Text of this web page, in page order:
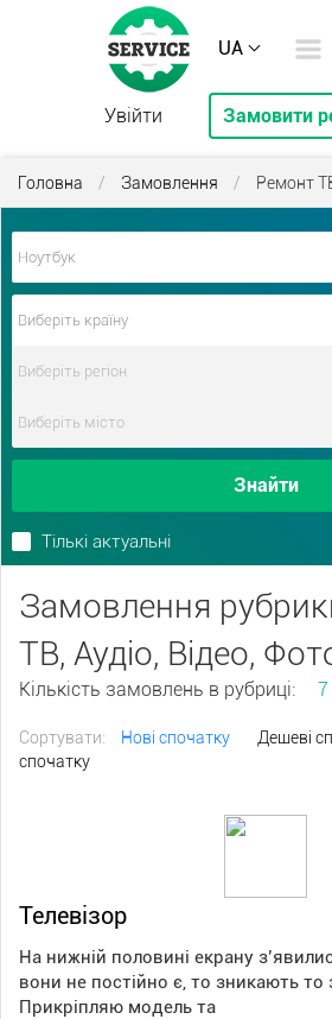
UA
Увійти Замовити
Головна / Замовлення / Ремонт
Знайти
Тількі актуальні
Замовлення
ТВ, Аудіо, Відео,
Кількість замовлень в рубриці: 7
Сортувати: Нові спочатку Дешеві
спочатку
Телевізор
На нижній половині екрану
вони не постійно є, то зникають то
Прикріпляю модель та